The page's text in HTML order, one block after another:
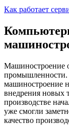
Как работает
Машиностроение
промышленности.
машиностроение
внедрения новых
производстве
уже смогли
качество